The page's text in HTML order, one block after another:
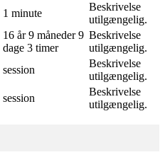
1 minute
Beskrivelse
utilgængelig.
16 år 9 måneder 9
dage 3 timer
Beskrivelse
utilgængelig.
session
Beskrivelse
utilgængelig.
session
Beskrivelse
utilgængelig.